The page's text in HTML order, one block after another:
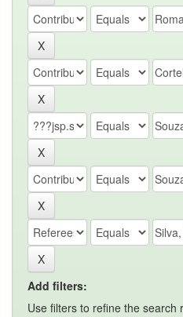
Add filters:
Use filters to refine the search